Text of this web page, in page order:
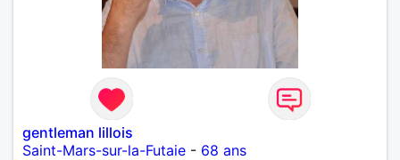
gentleman lillois
Saint-Mars-sur-la-Futaie - 68 ans